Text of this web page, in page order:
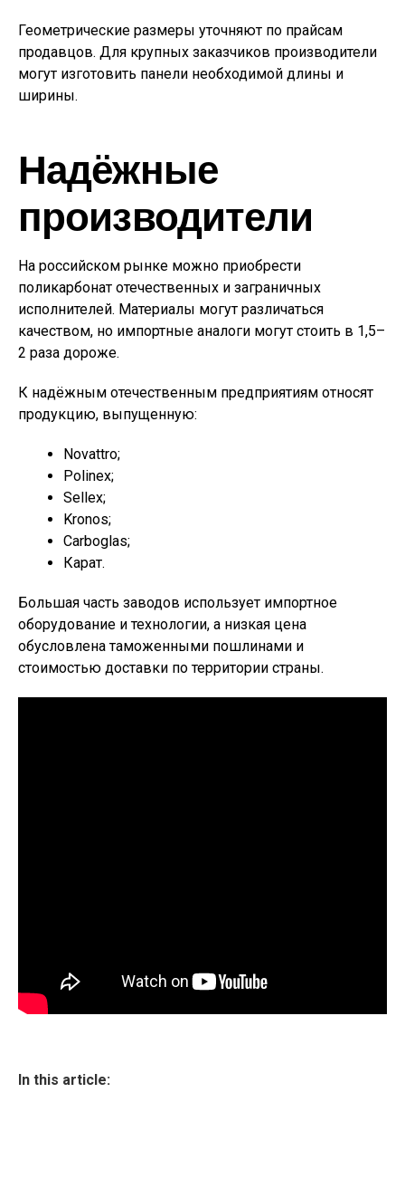
Геометрические размеры уточняют по прайсам
продавцов. Для крупных заказчиков производители
могут изготовить панели необходимой длины и
ширины.
Надёжные
производители
На российском рынке можно приобрести
поликарбонат отечественных и заграничных
исполнителей. Материалы могут различаться
качеством, но импортные аналоги могут стоить в 1,5–
2 раза дороже.
К надёжным отечественным предприятиям относят
продукцию, выпущенную:
Novattro;
Polinex;
Sellex;
Kronos;
Carboglas;
Карат.
Большая часть заводов использует импортное
оборудование и технологии, а низкая цена
обусловлена таможенными пошлинами и
стоимостью доставки по территории страны.
In this article: